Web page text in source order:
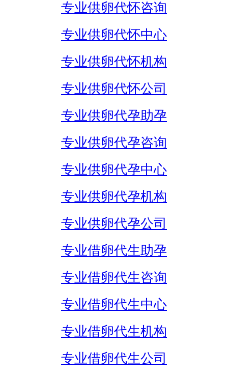
专业供卵代怀咨询
专业供卵代怀中心
专业供卵代怀机构
专业供卵代怀公司
专业供卵代孕助孕
专业供卵代孕咨询
专业供卵代孕中心
专业供卵代孕机构
专业供卵代孕公司
专业借卵代生助孕
专业借卵代生咨询
专业借卵代生中心
专业借卵代生机构
专业借卵代生公司